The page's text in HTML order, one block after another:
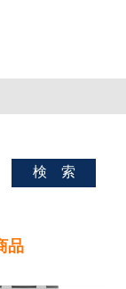
検 索
品